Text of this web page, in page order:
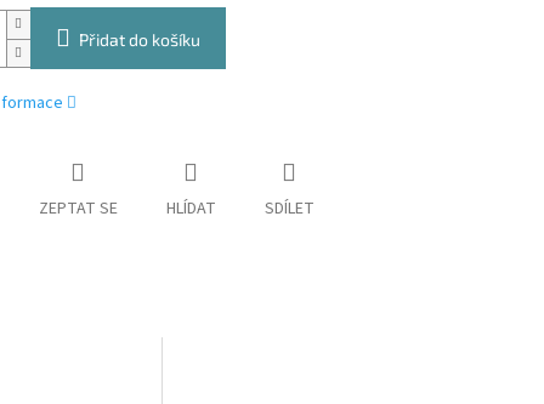
Přidat do košíku
ZEPTAT SE HLÍDAT SDÍLET